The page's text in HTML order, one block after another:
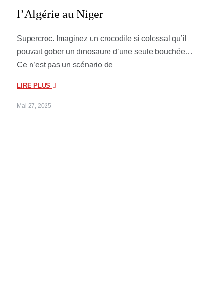
l’Algérie au Niger
Supercroc. Imaginez un crocodile si colossal qu’il
pouvait gober un dinosaure d’une seule bouchée…
Ce n’est pas un scénario de
LIRE PLUS
Mai 27, 2025